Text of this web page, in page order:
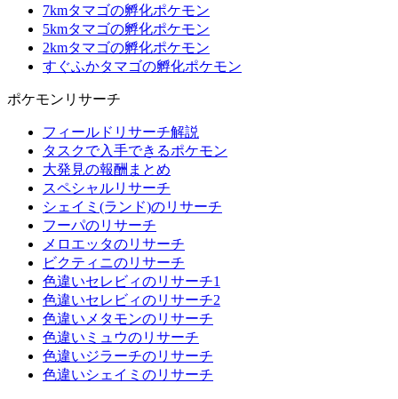
7kmタマゴの孵化ポケモン
5kmタマゴの孵化ポケモン
2kmタマゴの孵化ポケモン
すぐふかタマゴの孵化ポケモン
ポケモンリサーチ
フィールドリサーチ解説
タスクで入手できるポケモン
大発見の報酬まとめ
スペシャルリサーチ
シェイミ(ランド)のリサーチ
フーパのリサーチ
メロエッタのリサーチ
ビクティニのリサーチ
色違いセレビィのリサーチ1
色違いセレビィのリサーチ2
色違いメタモンのリサーチ
色違いミュウのリサーチ
色違いジラーチのリサーチ
色違いシェイミのリサーチ